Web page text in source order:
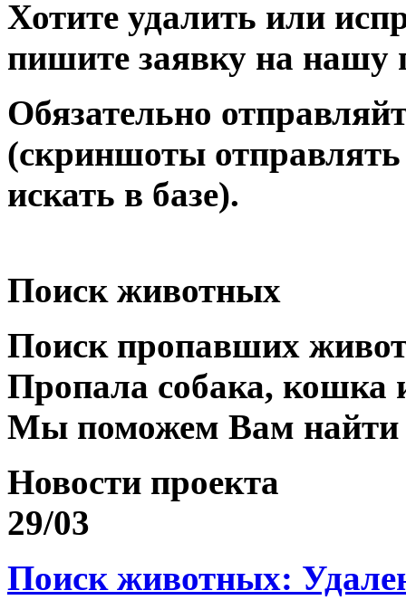
Хотите удалить или
пишите заявку на нашу
Обязательно
(скриншоты
искать в базе).
Поиск животных
Поиск пропавших
Пропала собака, кошка
Мы поможем Вам найти
Новости проекта
29/03
Поиск животных: